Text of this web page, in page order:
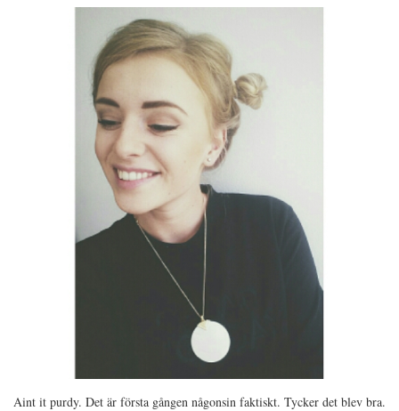
Aint it purdy. Det är första gången någonsin faktiskt. Tycker det blev bra.